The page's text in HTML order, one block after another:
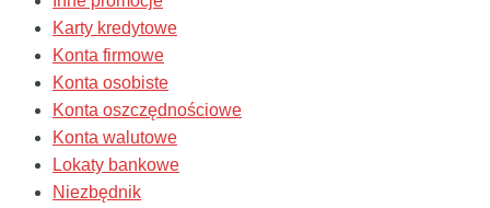
Karty kredytowe
Konta firmowe
Konta osobiste
Konta oszczędnościowe
Konta walutowe
Lokaty bankowe
Niezbędnik